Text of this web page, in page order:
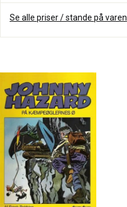
Se alle priser / stande på varen